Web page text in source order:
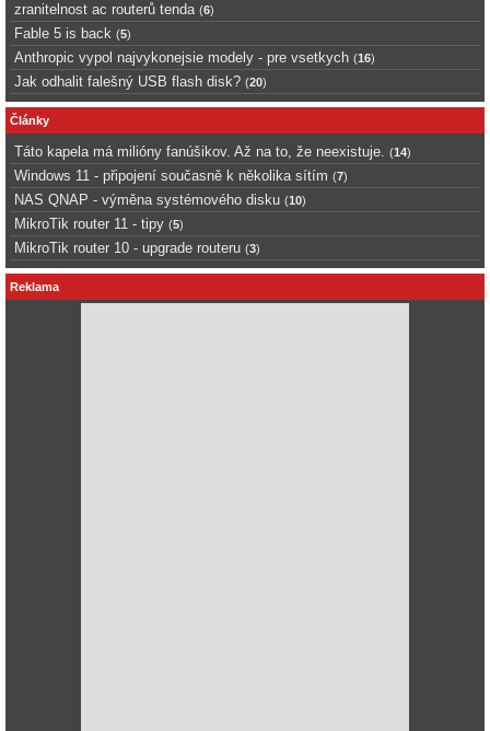
zranitelnost ac routerů tenda (6)
Fable 5 is back (5)
Anthropic vypol najvykonejsie modely - pre vsetkych (16)
Jak odhalit falešný USB flash disk? (20)
Články
Táto kapela má milióny fanúšikov. Až na to, že neexistuje. (14)
Windows 11 - připojení současně k několika sítím (7)
NAS QNAP - výměna systémového disku (10)
MikroTik router 11 - tipy (5)
MikroTik router 10 - upgrade routeru (3)
Reklama